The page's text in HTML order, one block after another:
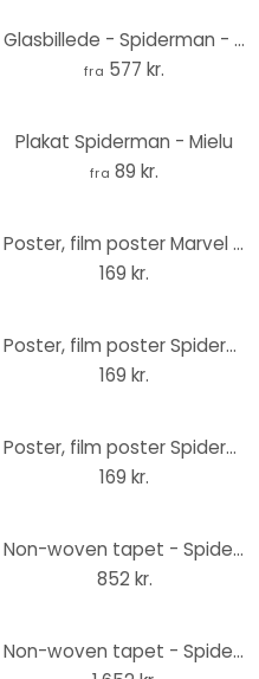
Glasbillede - Spiderman - Mielu
fra 577 kr.
Plakat Spiderman - Mielu
fra 89 kr.
Poster, film poster Marvel - Spider-Verse 61x91,5 cm
169 kr.
Poster, film poster Spider-Man 2 - Spideys vs Venom 61x91,5 cm
169 kr.
Poster, film poster Spiderman - 80 Years 61x91,5 cm
169 kr.
Non-woven tapet - Spider-Man retro tegneserie - 100 x 200 cm
852 kr.
Non-woven tapet - Spider-Man farveeksplosion - 300 x 280 cm